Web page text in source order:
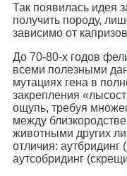
Так появилась идея
получить породу,
зависимо от
До 70-80-х годов
всеми полезными
мутациях гена в
закрепления
ощупь, требуя
между
животными других
отличия:
аутсобридинг